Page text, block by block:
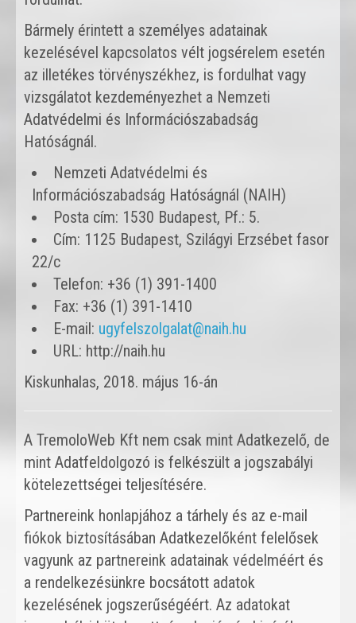
Bármely érintett a személyes adatainak
kezelésével kapcsolatos vélt jogsérelem esetén
az illetékes törvényszékhez, is fordulhat vagy
vizsgálatot kezdeményezhet a Nemzeti
Adatvédelmi és Információszabadság
Hatóságnál.
Nemzeti Adatvédelmi és
Információszabadság Hatóságnál (NAIH)
Posta cím: 1530 Budapest, Pf.: 5.
Cím: 1125 Budapest, Szilágyi Erzsébet fasor
22/c
Telefon: +36 (1) 391-1400
Fax: +36 (1) 391-1410
E-mail: ugyfelszolgalat@naih.hu
URL: http://naih.hu
Kiskunhalas, 2018. május 16-án
A TremoloWeb Kft nem csak mint Adatkezelő, de
mint Adatfeldolgozó is felkészült a jogszabályi
kötelezettségei teljesítésére.
Partnereink honlapjához a tárhely és az e-mail
fiókok biztosításában Adatkezelőként felelősek
vagyunk az partnereink adatainak védelméért és
a rendelkezésünkre bocsátott adatok
kezelésének jogszerűségéért. Az adatokat